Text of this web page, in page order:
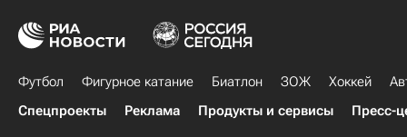
Футбол Фигурное катание Биатлон ЗОЖ Хоккей
Спецпроекты
Реклама Продукты и сервисы Пресс-